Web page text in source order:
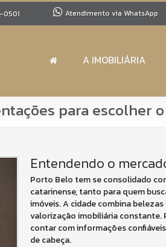
Atendimento via WhatsApp
A IMOBILIÁRIA
para escolher
Entendendo o
Porto Belo tem se consolidado
catarinense, tanto para quem
imóveis. A cidade combina
valorização imobiliária constante.
contar com informações
de cabeça.